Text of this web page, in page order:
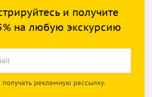
и получите
на любую экскурсию
получать рекламную рассылку.